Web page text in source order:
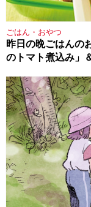
ごはん・おやつ
昨日の晩ごはんの
のトマト煮込み」